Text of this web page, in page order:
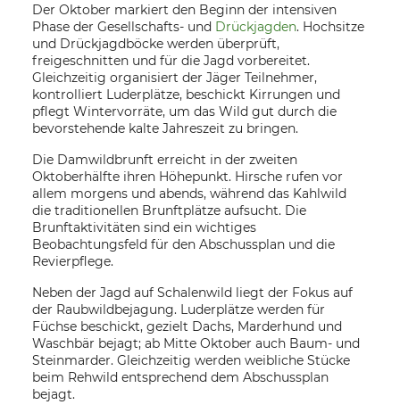
Der Oktober markiert den Beginn der intensiven
Phase der Gesellschafts- und Drückjagden. Hochsitze
und Drückjagdböcke werden überprüft,
freigeschnitten und für die Jagd vorbereitet.
Gleichzeitig organisiert der Jäger Teilnehmer,
kontrolliert Luderplätze, beschickt Kirrungen und
pflegt Wintervorräte, um das Wild gut durch die
bevorstehende kalte Jahreszeit zu bringen.
Die Damwildbrunft erreicht in der zweiten
Oktoberhälfte ihren Höhepunkt. Hirsche rufen vor
allem morgens und abends, während das Kahlwild
die traditionellen Brunftplätze aufsucht. Die
Brunftaktivitäten sind ein wichtiges
Beobachtungsfeld für den Abschussplan und die
Revierpflege.
Neben der Jagd auf Schalenwild liegt der Fokus auf
der Raubwildbejagung. Luderplätze werden für
Füchse beschickt, gezielt Dachs, Marderhund und
Waschbär bejagt; ab Mitte Oktober auch Baum- und
Steinmarder. Gleichzeitig werden weibliche Stücke
beim Rehwild entsprechend dem Abschussplan
bejagt.